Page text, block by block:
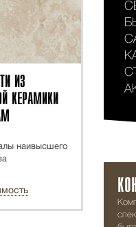
ИЗ
КЕРАМИКИ
наивысшего